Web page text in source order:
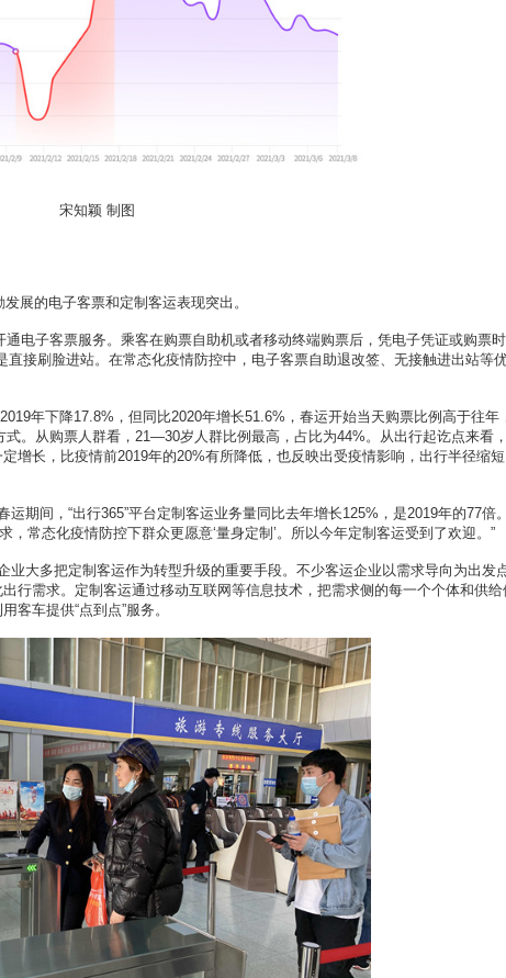
宋知颖 制图
展的电子客票和定制客运表现突出。
子客票服务。乘客在购票自助机或者移动终端购票后，凭电子凭证或购票
接刷脸进站。在常态化疫情防控中，电子客票自助退改签、无接触进出站等
年下降17.8%，但同比2020年增长51.6%，春运开始当天购票比例高于往年
。从购票人群看，21—30岁人群比例最高，占比为44%。从出行起讫点来看
增长，比疫情前2019年的20%有所降低，也反映出受疫情影响，出行半径缩
间，“出行365”平台定制客运业务量同比去年增长125%，是2019年的77倍
常态化疫情防控下群众更愿意‘量身定制’。所以今年定制客运受到了欢迎。”
大多把定制客运作为转型升级的重要手段。不少客运企业以需求导向为出发
行需求。定制客运通过移动互联网等信息技术，把需求侧的每一个个体和供给
客车提供“点到点”服务。